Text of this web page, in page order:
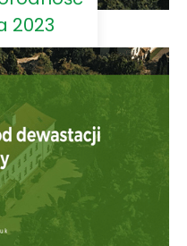
2023